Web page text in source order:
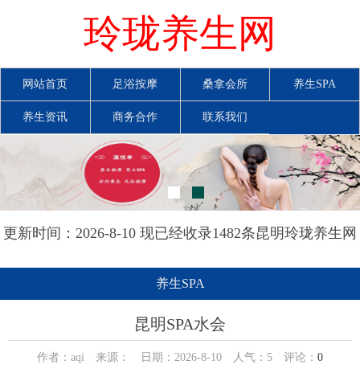
玲珑养生网
网站首页 足浴按摩 桑拿会所 养生SPA
养生资讯 商务合作 联系我们
更新时间：2026-8-10 现已经收录1482条昆明玲珑养生网
养生SPA
昆明SPA水会
作者：aqi 来源： 日期：2026-8-10 人气： 5 评论： 0